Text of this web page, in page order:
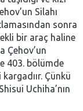
Silahı
sonra
bir araç haline
Çehov’un
403. bölümde
Çünkü
Uchiha’nın